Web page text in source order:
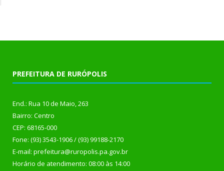
PREFEITURA DE RURÓPOLIS
End.: Rua 10 de Maio, 263
Bairro: Centro
CEP: 68165-000
Fone: (93) 3543-1906 / (93) 99188-2170
E-mail: prefeitura@ruropolis.pa.gov.br
Horário de atendimento: 08:00 às 14:00